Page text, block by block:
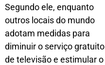
Segundo ele, enquanto
outros locais do mundo
adotam medidas para
diminuir o serviço gratuito
de televisão e estimular o